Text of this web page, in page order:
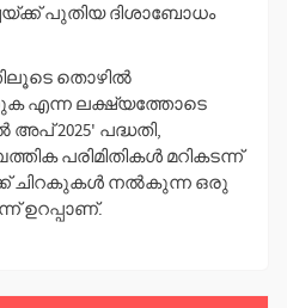
പുതിയ ദിശാബോധം
തൊഴിൽ
എന്ന ലക്ഷ്യത്തോടെ
അപ് 2025' പദ്ധതി,
പരിമിതികൾ മറികടന്ന്
ചിറകുകൾ നൽകുന്ന ഒരു
ഉറപ്പാണ്.